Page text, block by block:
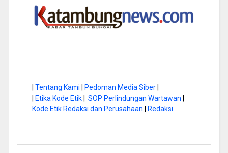
Tentang Kami Pedoman Media Siber|
Etika Kode Etik| SOP Perlindungan Wartawan
Kode Etik Redaksi dan Perusahaan
Redaksi